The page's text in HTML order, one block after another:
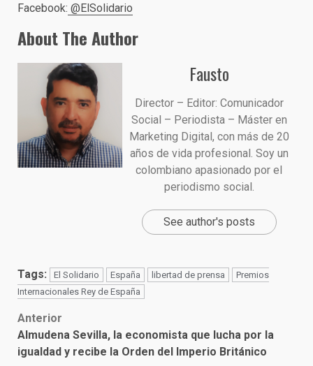
Facebook: @ElSolidario
About The Author
Fausto
Director – Editor: Comunicador
Social – Periodista – Máster en
Marketing Digital, con más de 20
años de vida profesional. Soy un
colombiano apasionado por el
periodismo social.
See author's posts
Tags: El Solidario España libertad de prensa
Premios
Internacionales Rey de España
Post
navigation
Anterior
Almudena Sevilla, la economista que lucha por la
igualdad y recibe la Orden del Imperio Británico